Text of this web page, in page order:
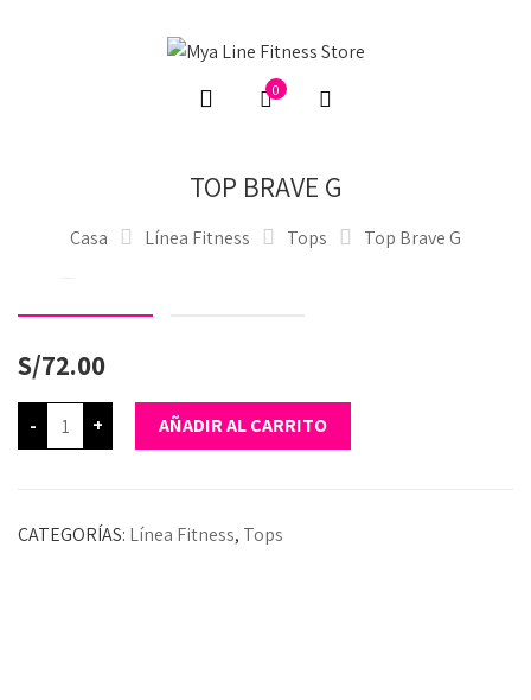
0
TOP BRAVE G
Casa Línea Fitness Tops Top Brave G
S/72.00
- + AÑADIR AL CARRITO
CATEGORÍAS: Línea Fitness, Tops